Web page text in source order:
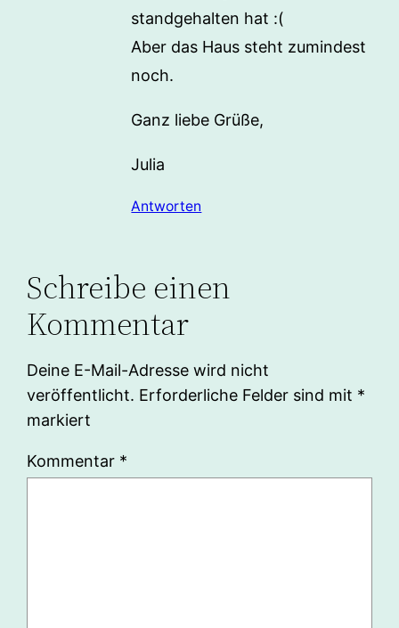
standgehalten hat :(
Aber das Haus steht zumindest
noch.
Ganz liebe Grüße,
Julia
Antworten
Schreibe einen
Kommentar
Deine E-Mail-Adresse wird nicht
veröffentlicht. Erforderliche Felder sind mit *
markiert
Kommentar *